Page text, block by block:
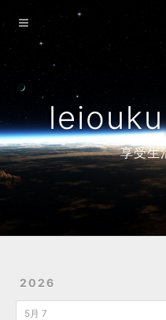
享受生
2026
5月 7
Home